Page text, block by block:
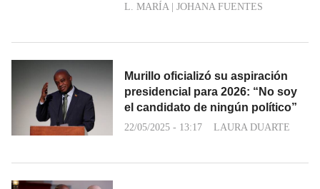
L. MARÍA | JOHANA FUENTES
Murillo oficializó su aspiración
presidencial para 2026: “No soy
el candidato de ningún político”
22/05/2025 - 13:17 LAURA DUARTE